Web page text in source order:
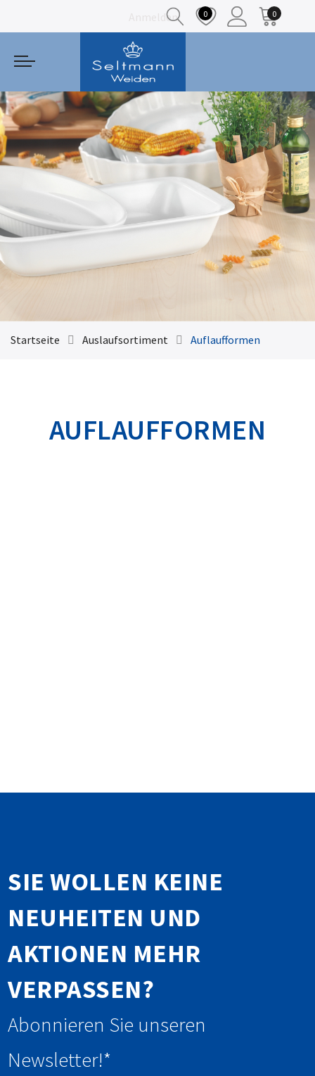
Anmelden 0 0
Startseite Auslaufsortiment Auflaufformen
AUFLAUFFORMEN
SIE WOLLEN KEINE
NEUHEITEN UND
AKTIONEN MEHR
VERPASSEN?
Abonnieren Sie unseren
Newsletter!*